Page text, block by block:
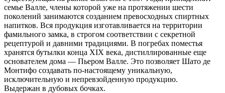
семье Валле, члены которой уже на протяжении шести
поколений занимаются созданием превосходных спиртных
напитков. Вся продукция изготавливается на территории
фамильного замка, в строгом соответствии с секретной
рецептурой и давними традициями. В погребах поместья
хранятся бутылки конца XIX века, дистиллированные еще
основателем дома — Пьером Валле. Это позволяет Шато де
Монтифо создавать по-настоящему уникальную,
исключительную и непревзойденную продукцию.
Выдержан в дубовых бочках.